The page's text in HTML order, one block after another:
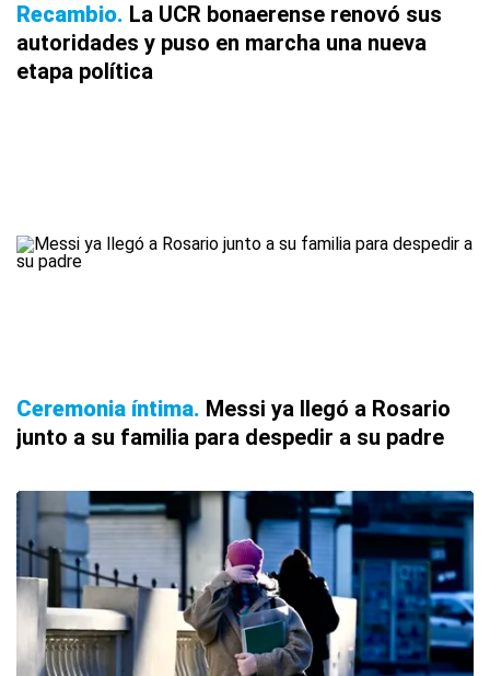
Recambio La UCR bonaerense renovó sus
autoridades y puso en marcha una nueva
etapa política
Ceremonia íntima Messi ya llegó a Rosario
junto a su familia para despedir a su padre